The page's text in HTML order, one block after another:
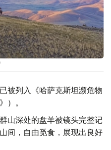
被列入《哈萨克斯坦濒危物
）。
山深处的盘羊被镜头完整记
间，自由觅食，展现出良好